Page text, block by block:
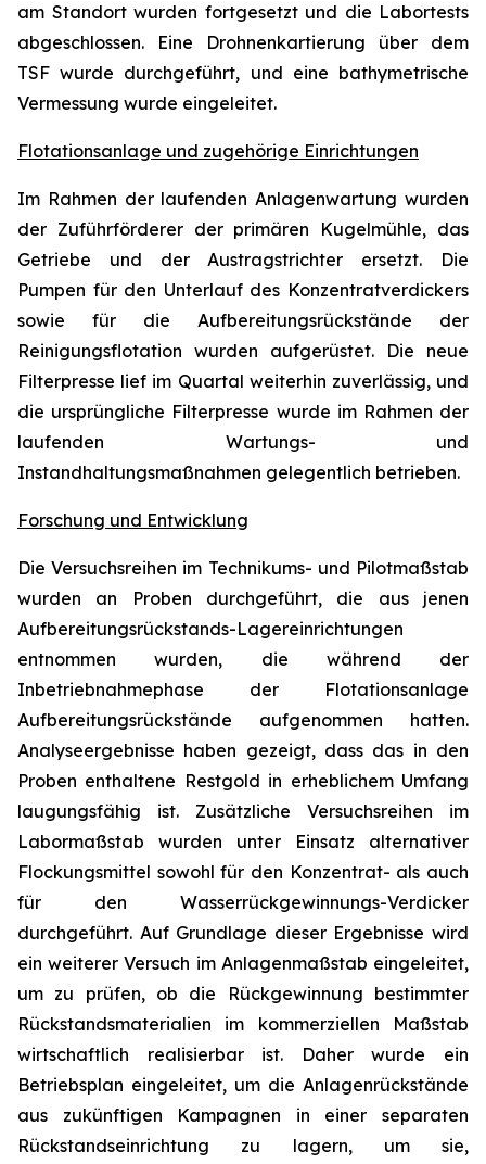
am Standort wurden fortgesetzt und die Labortests
abgeschlossen. Eine Drohnenkartierung über dem
TSF wurde durchgeführt, und eine bathymetrische
Vermessung wurde eingeleitet.
Flotationsanlage und zugehörige Einrichtungen
Im Rahmen der laufenden Anlagenwartung wurden
der Zuführförderer der primären Kugelmühle, das
Getriebe und der Austragstrichter ersetzt. Die
Pumpen für den Unterlauf des Konzentratverdickers
sowie für die Aufbereitungsrückstände der
Reinigungsflotation wurden aufgerüstet. Die neue
Filterpresse lief im Quartal weiterhin zuverlässig, und
die ursprüngliche Filterpresse wurde im Rahmen der
laufenden Wartungs- und
Instandhaltungsmaßnahmen gelegentlich betrieben.
Forschung und Entwicklung
Die Versuchsreihen im Technikums- und Pilotmaßstab
wurden an Proben durchgeführt, die aus jenen
Aufbereitungsrückstands-Lagereinrichtungen
entnommen wurden, die während der
Inbetriebnahmephase der Flotationsanlage
Aufbereitungsrückstände aufgenommen hatten.
Analyseergebnisse haben gezeigt, dass das in den
Proben enthaltene Restgold in erheblichem Umfang
laugungsfähig ist. Zusätzliche Versuchsreihen im
Labormaßstab wurden unter Einsatz alternativer
Flockungsmittel sowohl für den Konzentrat- als auch
für den Wasserrückgewinnungs-Verdicker
durchgeführt. Auf Grundlage dieser Ergebnisse wird
ein weiterer Versuch im Anlagenmaßstab eingeleitet,
um zu prüfen, ob die Rückgewinnung bestimmter
Rückstandsmaterialien im kommerziellen Maßstab
wirtschaftlich realisierbar ist. Daher wurde ein
Betriebsplan eingeleitet, um die Anlagenrückstände
aus zukünftigen Kampagnen in einer separaten
Rückstandseinrichtung zu lagern, um sie,